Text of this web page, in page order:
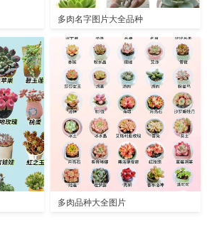
多肉名字图片大全品种
多肉品种大全图片